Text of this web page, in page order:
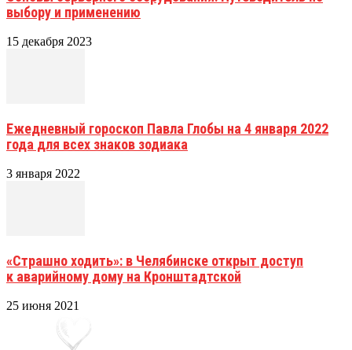
выбору и применению
15 декабря 2023
Ежедневный гороскоп Павла Глобы на 4 января 2022
года для всех знаков зодиака
3 января 2022
«Страшно ходить»: в Челябинске открыт доступ
к аварийному дому на Кронштадтской
25 июня 2021